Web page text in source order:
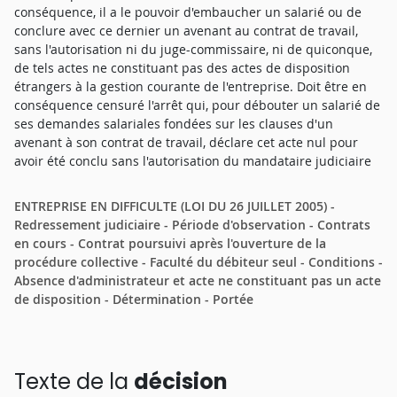
conséquence, il a le pouvoir d'embaucher un salarié ou de
conclure avec ce dernier un avenant au contrat de travail,
sans l'autorisation ni du juge-commissaire, ni de quiconque,
de tels actes ne constituant pas des actes de disposition
étrangers à la gestion courante de l'entreprise. Doit être en
conséquence censuré l'arrêt qui, pour débouter un salarié de
ses demandes salariales fondées sur les clauses d'un
avenant à son contrat de travail, déclare cet acte nul pour
avoir été conclu sans l'autorisation du mandataire judiciaire
ENTREPRISE EN DIFFICULTE (LOI DU 26 JUILLET 2005) -
Redressement judiciaire - Période d'observation - Contrats
en cours - Contrat poursuivi après l'ouverture de la
procédure collective - Faculté du débiteur seul - Conditions -
Absence d'administrateur et acte ne constituant pas un acte
de disposition - Détermination - Portée
Texte de la décision